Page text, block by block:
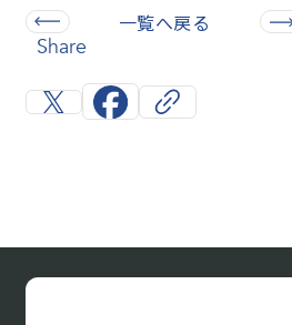
Share
一覧へ戻る